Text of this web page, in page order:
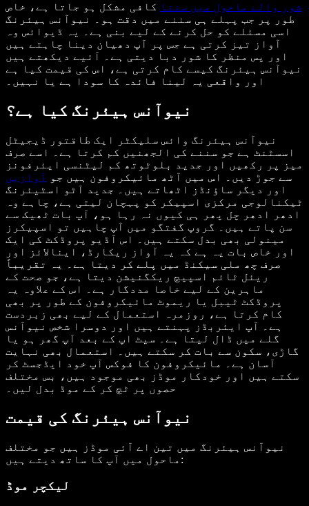
شور والے ماحول میں سننا کافی مشکل ہو جاتا ہے، خاص
طور پر جب پہلے ہی سننے میں دقت ہو۔ نیوآنس ہیئرنگ
اسی مسئلے کو حل کرنے کے لیے بنی ہے۔ یہ ڈیوائس وہ
آواز تیز کرتی ہے جس پر آپ دھیان دینا چاہتے ہیں
اور پس منظر کا شور دبا دیتی ہے۔ آئیے دیکھتے ہیں
نیوآنس ہیئرنگ کیسے کام کرتی ہے، اس کی قیمت کیا ہے
اور واقعی یہ لینا فائدہ کا سودا ہے یا نہیں۔
نیوآنس ہیئرنگ کیا ہے؟
نیوآنس ہیئرنگ وائس سلیکٹر ایک طاقتور ڈیجیٹل
اسسٹنٹ ہے جو سننے کی الجھنیں کم کرتا ہے۔ اسے صرف
میز پر رکھیں اور جدید بلوٹوتھ کم لیٹنسی ایئرفونز
سے جوڑ دیں۔ اس میں آٹھ مائیکروفون ہیں جو آوازیں
اور دیگر ساؤنڈز اٹھاتے ہیں۔ جدید آٹو اسٹیئرنگ
ٹیکنالوجی مرکزی اسپیکر کو پہچان لیتی ہے، چاہے وہ
ادھر ادھر چل پھر ہی کیوں نہ رہا ہو، آپ بات ٹھیک سے
سن پاتے ہیں۔ گروپ گفتگو میں آپ چاہیں تو اسپیکرز
مینولی بھی بدل سکتے ہیں۔ اس آڈیو پروڈکٹ کی ایک
اور خاص بات یہ ہے کہ یہ آواز ریکارڈ، اینالائز اور
صرف چھ ملی سیکنڈ میں پلے کر دیتا ہے۔ یہ تقریباً
ریئل ٹائم اسپیچ ریکگنیشن دیتا ہے، جو صحت کے
ماہرین کے لیے خاصا مددگار ہے۔ اس کے علاوہ یہ
پروڈکٹ ٹیبل یا ریموٹ مائیکروفون کے طور پر بھی
کام کرتا ہے، روزمرہ استعمال کے لیے بھی زبردست
ہے۔ آپ ایئربڈز پہنتے ہیں اور دوسرا شخص نیوآنس
گلے میں ڈال لیتا ہے۔ سیٹ اپ کے بعد آپ گھر ہو یا
گاڑی، سکون سے بات کر سکتے ہیں۔ استعمال بھی نہایت
آسان ہے۔ مائیکروفون کا فوکس آپ خود ایڈجسٹ کر
سکتے ہیں اور خودکار موڈز بھی موجود ہیں، بس مختلف
حصوں پر ٹچ کر کے موڈ بدل لیں۔
نیوآنس ہیئرنگ کی قیمت
نیوآنس ہیئرنگ میں تین اے آئی موڈز ہیں جو مختلف
ماحول میں آپ کا ساتھ دیتے ہیں:
لیکچر موڈ